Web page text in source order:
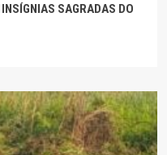
SAGRADAS DO